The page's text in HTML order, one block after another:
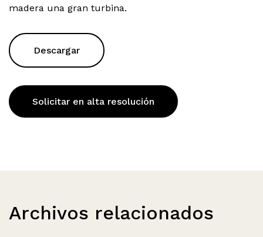
madera una gran turbina.
Descargar
Solicitar en alta resolución
Archivos relacionados